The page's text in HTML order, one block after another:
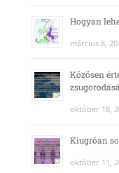
Hogyan
március 8,
Közösen
október 18,
Kiugróan
október 11,